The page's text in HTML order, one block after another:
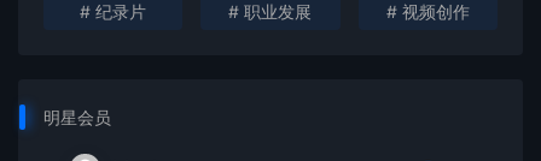
# 纪录片 # 职业发展 # 视频创作
明星会员